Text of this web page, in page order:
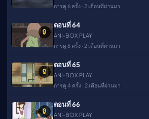
การดู 6 ครั้ง · 2 เดือนที่ผ่านมา
🔒
ตอนที่ 64
ANI-BOX PLAY
การดู 6 ครั้ง · 2 เดือนที่ผ่านมา
🔒
ตอนที่ 65
ANI-BOX PLAY
การดู 4 ครั้ง · 2 เดือนที่ผ่านมา
🔒
ตอนที่ 66
ANI-BOX PLAY